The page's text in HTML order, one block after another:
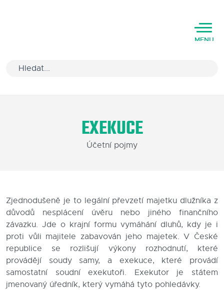
MENU
Varianty software
Kariéra
Partneři
Blog
Kontakty
EXEKUCE
Účetní pojmy
Zjednodušeně je to legální převzetí majetku dlužníka z
důvodů nesplácení úvěru nebo jiného finančního
závazku. Jde o krajní formu vymáhání dluhů, kdy je i
proti vůli majitele zabavován jeho majetek. V České
republice se rozlišují výkony rozhodnutí, které
provádějí soudy samy, a exekuce, které provádí
samostatní soudní exekutoři. Exekutor je státem
jmenovaný úředník, který vymáhá tyto pohledávky.